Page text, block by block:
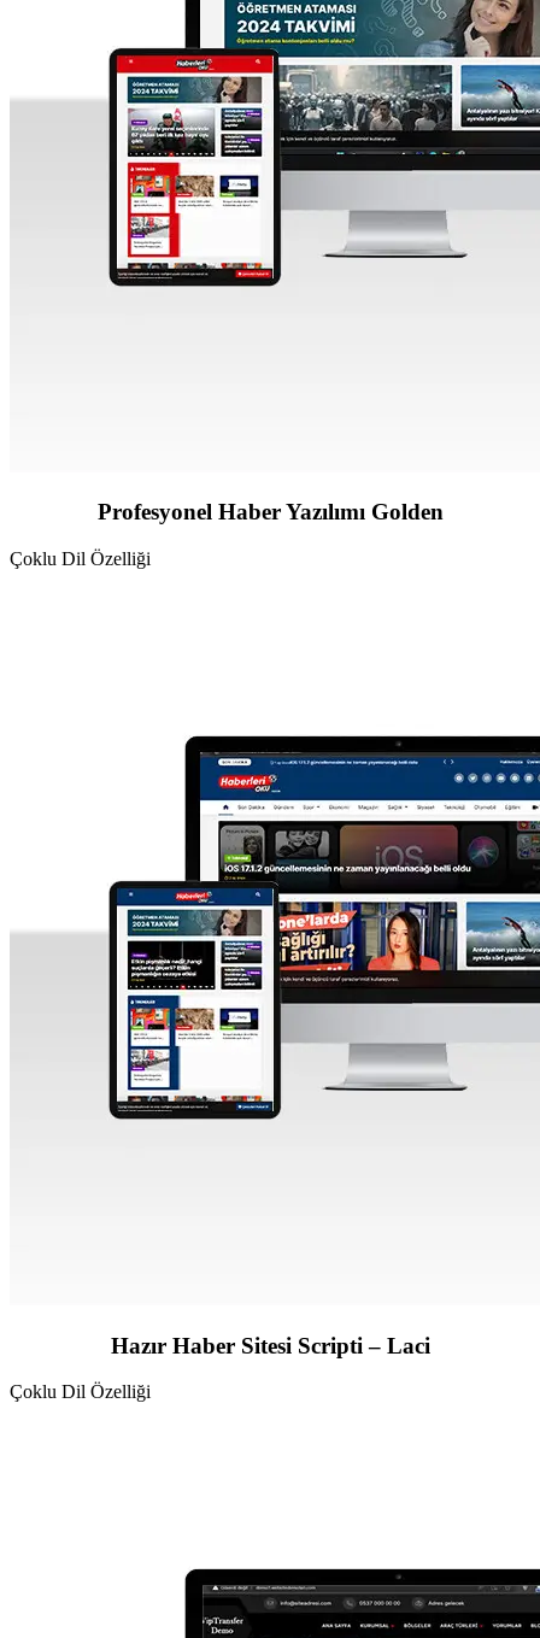
Profesyonel Haber Yazılımı Golden
Çoklu Dil Özelliği
Hazır Haber Sitesi Scripti – Laci
Çoklu Dil Özelliği